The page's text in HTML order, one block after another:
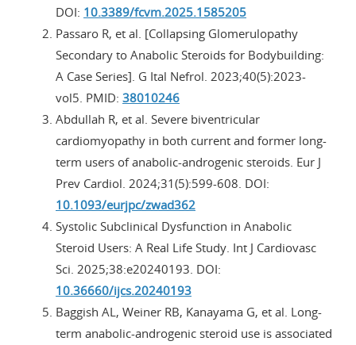
DOI: 10.3389/fcvm.2025.1585205
Passaro R, et al. [Collapsing Glomerulopathy
Secondary to Anabolic Steroids for Bodybuilding:
A Case Series]. G Ital Nefrol. 2023;40(5):2023-
vol5. PMID: 38010246
Abdullah R, et al. Severe biventricular
cardiomyopathy in both current and former long-
term users of anabolic-androgenic steroids. Eur J
Prev Cardiol. 2024;31(5):599-608. DOI:
10.1093/eurjpc/zwad362
Systolic Subclinical Dysfunction in Anabolic
Steroid Users: A Real Life Study. Int J Cardiovasc
Sci. 2025;38:e20240193. DOI:
10.36660/ijcs.20240193
Baggish AL, Weiner RB, Kanayama G, et al. Long-
term anabolic-androgenic steroid use is associated